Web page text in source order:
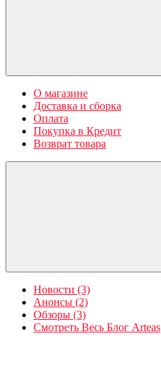
О магазине
Доставка и сборка
Оплата
Покупка в Кредит
Возврат товара
Новости (3)
Анонсы (2)
Обзоры (3)
Смотреть Весь Блог Arteas